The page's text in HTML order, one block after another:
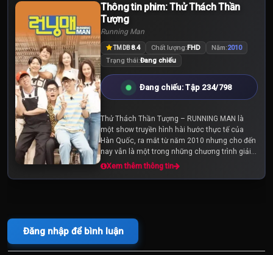
Tập 226 Tập 227
Tập 228 Tập 229 Tập 230
Tập 231 Tập 232 Tập 233
Tập 234
Tập 237 Tập 238 Tập 239
Tập 246 Tập 247
Thông tin phim: Thử Thách Thần
Tượng
Running Man
TMDB8.4 Chất lượng:FHD Năm:2010
Trạng thái:Đang chiếu
Đang chiếu: Tập 234/798
Thử Thách Thần Tượng – RUNNING MAN là
một show truyền hình hài hước thực tế của
Hàn Quốc, ra mắt từ năm 2010 nhưng cho đến
nay vẫn là một trong những chương trình giải
trí được yêu thích nhất tại xứ sở kim chi. Với
RUNNING MAN, đảm...
Xem thêm thông tin
Đăng nhập để bình luận